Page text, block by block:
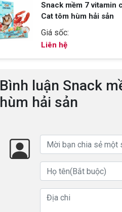
Snack mềm 7 vitamin
Cat tôm hùm hải sản
Giá sốc:
Liên hệ
Bình luận Snack
hùm hải sản